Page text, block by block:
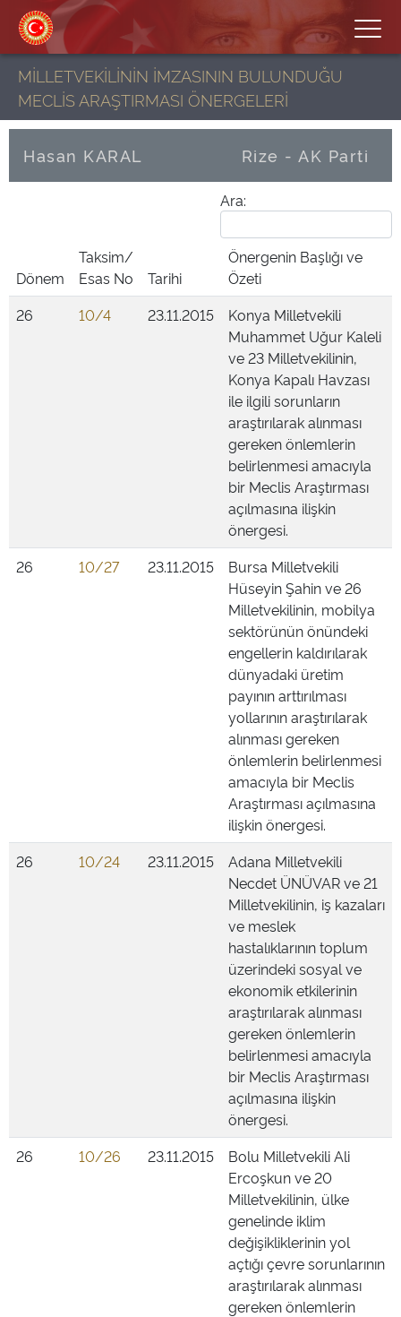
MİLLETVEKİLİNİN İMZASININ BULUNDUĞU
MECLİS ARAŞTIRMASI ÖNERGELERİ
Hasan KARAL Rize - AK Parti
Ara:
Dönem
Taksim/
Esas No
Tarihi
Önergenin Başlığı ve
Özeti
26
10/4 23.11.2015
Konya Milletvekili
Muhammet Uğur Kaleli
ve 23 Milletvekilinin,
Konya Kapalı Havzası
ile ilgili sorunların
araştırılarak alınması
gereken önlemlerin
belirlenmesi amacıyla
bir Meclis Araştırması
açılmasına ilişkin
önergesi.
26
10/27 23.11.2015
Bursa Milletvekili
Hüseyin Şahin ve 26
Milletvekilinin, mobilya
sektörünün önündeki
engellerin kaldırılarak
dünyadaki üretim
payının arttırılması
yollarının araştırılarak
alınması gereken
önlemlerin belirlenmesi
amacıyla bir Meclis
Araştırması açılmasına
ilişkin önergesi.
26
10/24 23.11.2015
Adana Milletvekili
Necdet ÜNÜVAR ve 21
Milletvekilinin, iş kazaları
ve meslek
hastalıklarının toplum
üzerindeki sosyal ve
ekonomik etkilerinin
araştırılarak alınması
gereken önlemlerin
belirlenmesi amacıyla
bir Meclis Araştırması
açılmasına ilişkin
önergesi.
26
10/26 23.11.2015
Bolu Milletvekili Ali
Ercoşkun ve 20
Milletvekilinin, ülke
genelinde iklim
değişikliklerinin yol
açtığı çevre sorunlarının
araştırılarak alınması
gereken önlemlerin